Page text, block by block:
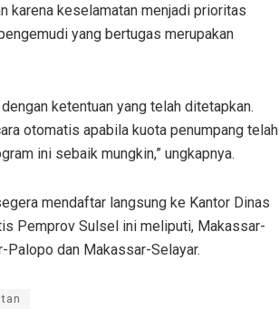
karena keselamatan menjadi prioritas
yang bertugas merupakan
ketentuan yang telah ditetapkan.
otomatis apabila kuota penumpang telah
ini sebaik mungkin,” ungkapnya.
mendaftar langsung ke Kantor Dinas
Pemprov Sulsel ini meliputi, Makassar-
Palopo dan Makassar-Selayar.